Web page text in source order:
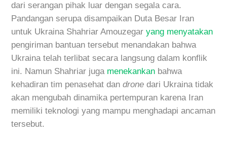
dari serangan pihak luar dengan segala cara.
Pandangan serupa disampaikan Duta Besar Iran
untuk Ukraina Shahriar Amouzegaryang menyatakan
pengiriman bantuan tersebut menandakan bahwa
Ukraina telah terlibat secara langsung dalam konflik
ini. Namun Shahriar juga menekankan bahwa
kehadiran tim penasehat dandronedari Ukraina tidak
akan mengubah dinamika pertempuran karena Iran
memiliki teknologi yang mampu menghadapi ancaman
tersebut.